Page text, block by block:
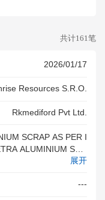
共计161笔
2026/01/17
Resources S.r.o.
Rkmediford Pvt Ltd.
SCRAP AS PER I
ALUMINIUM SCR
AP AS PER ISRI TETRA
展开
---